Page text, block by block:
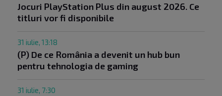
Jocuri PlayStation Plus din august 2026. Ce
titluri vor fi disponibile
31 iulie, 13:18
(P) De ce România a devenit un hub bun
pentru tehnologia de gaming
31 iulie, 7:30